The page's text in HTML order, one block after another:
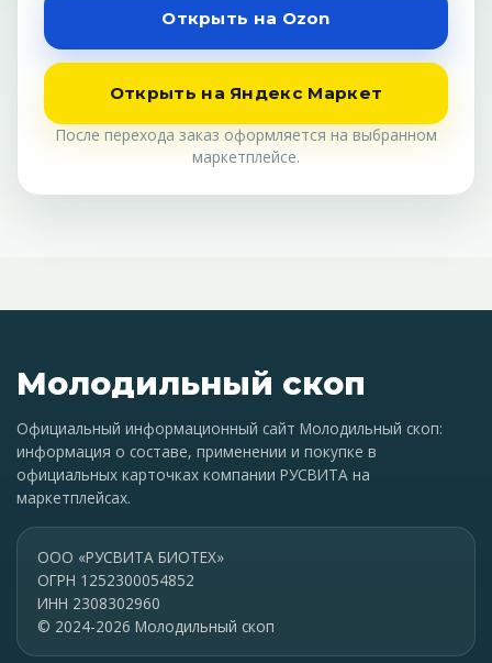
Открыть на Ozon
Открыть на Яндекс Маркет
После перехода заказ оформляется на выбранном
маркетплейсе.
Молодильный скоп
Официальный информационный сайт Молодильный скоп:
информация о составе, применении и покупке в
официальных карточках компании РУСВИТА на
маркетплейсах.
ООО «РУСВИТА БИОТЕХ»
ОГРН 1252300054852
ИНН 2308302960
© 2024-2026 Молодильный скоп